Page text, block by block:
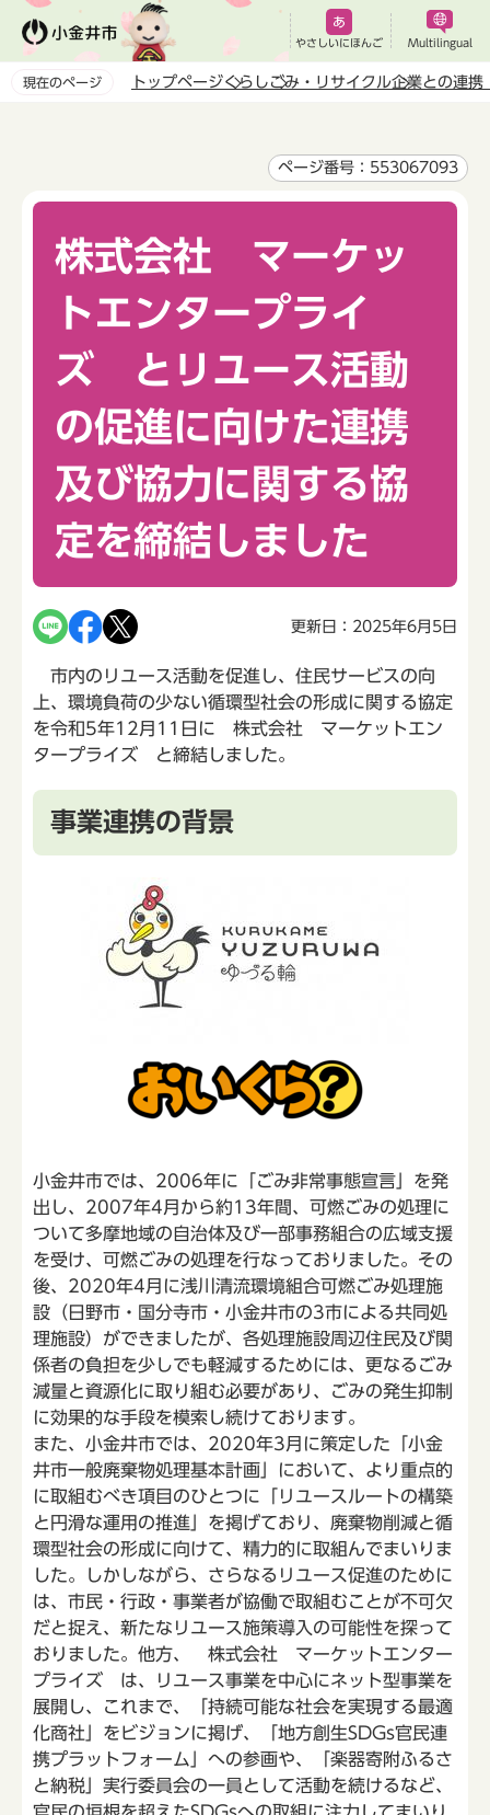
ペ
やさしいにほんご Multilingual
現在のページ トップページくらし ごみ・リサイクル企業との連携
ページ番号：553067093
株式会社 マーケッ
トエンタープライ
ズ とリユース活動
の促進に向けた連携
及び協力に関する協
定を締結しました
更新日：2025年6月5日
市内のリユース活動を促進し、住民サービスの向
上、環境負荷の少ない循環型社会の形成に関する協定
を令和5年12月11日に 株式会社 マーケットエン
タープライズ と締結しました。
事業連携の背景
小金井市では、2006年に「ごみ非常事態宣言」を発
出し、2007年4月から約13年間、可燃ごみの処理に
ついて多摩地域の自治体及び一部事務組合の広域支援
を受け、可燃ごみの処理を行なっておりました。その
後、2020年4月に浅川清流環境組合可燃ごみ処理施
設（日野市・国分寺市・小金井市の3市による共同処
理施設）ができましたが、各処理施設周辺住民及び関
係者の負担を少しでも軽減するためには、更なるごみ
減量と資源化に取り組む必要があり、ごみの発生抑制
に効果的な手段を模索し続けております。
また、小金井市では、2020年3月に策定した「小金
井市一般廃棄物処理基本計画」において、より重点的
に取組むべき項目のひとつに「リユースルートの構築
と円滑な運用の推進」を掲げており、廃棄物削減と循
環型社会の形成に向けて、精力的に取組んでまいりま
した。しかしながら、さらなるリユース促進のために
は、市民・行政・事業者が協働で取組むことが不可欠
だと捉え、新たなリユース施策導入の可能性を探って
おりました。他方、 株式会社 マーケットエンター
プライズ は、リユース事業を中心にネット型事業を
展開し、これまで、「持続可能な社会を実現する最適
化商社」をビジョンに掲げ、「地方創生SDGs官民連
携プラットフォーム」への参画や、「楽器寄附ふるさ
と納税」実行委員会の一員として活動を続けるなど、
官民の垣根を超えたSDGsへの取組に注力してまいり